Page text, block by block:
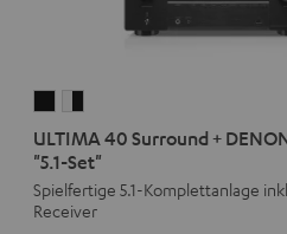
40
Surround
+
DENON
40
Surround
+
DENON
ULTIMA 40 Surround +
"5.1-Set"
Spielfertige 5.1-Komplettanlage
Receiver